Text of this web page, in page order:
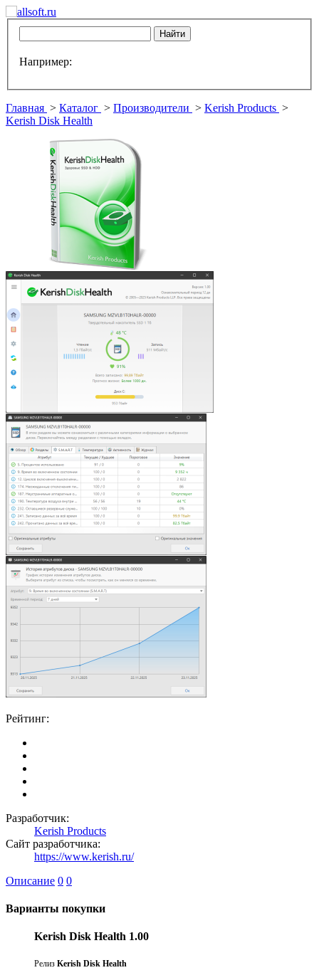
Например:
Главная > Каталог > Производители > Kerish Products >
Kerish Disk Health
Рейтинг:
Разработчик:
Kerish Products
Сайт разработчика:
https://www.kerish.ru/
Описание 0 0
Варианты покупки
Kerish Disk Health 1.00
Релиз Kerish Disk Health